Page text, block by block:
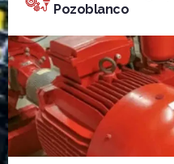
Pozoblanco